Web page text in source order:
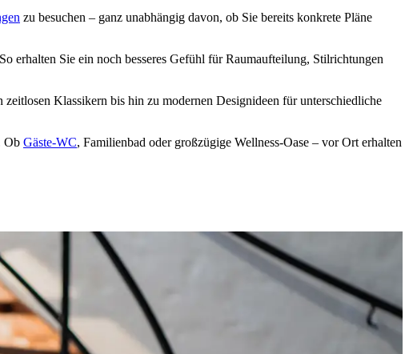
zu besuchen – ganz unabhängig davon, ob Sie bereits konkrete Pläne
erhalten Sie ein noch besseres Gefühl für Raumaufteilung, Stilrichtungen
Klassikern bis hin zu modernen Designideen für unterschiedliche
Ob Gäste-WC, Familienbad oder großzügige Wellness-Oase – vor Ort erhalten